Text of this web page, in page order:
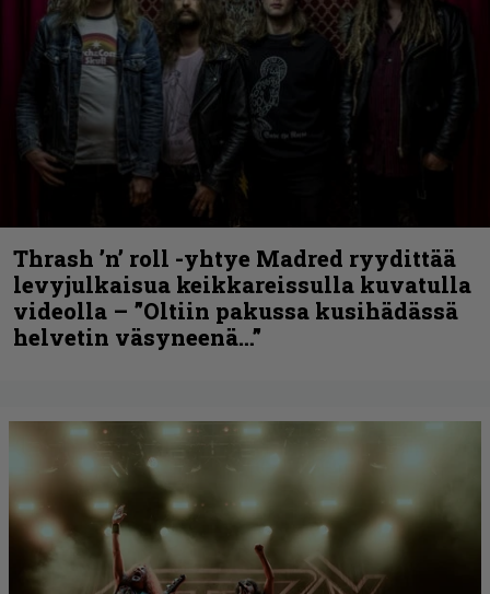
Thrash ’n’ roll -yhtye Madred ryydittää
levyjulkaisua keikkareissulla kuvatulla
videolla – ”Oltiin pakussa kusihädässä
helvetin väsyneenä…”